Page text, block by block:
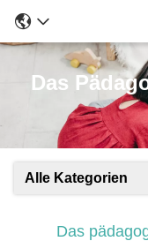
Das
Alle Kategorien
Das